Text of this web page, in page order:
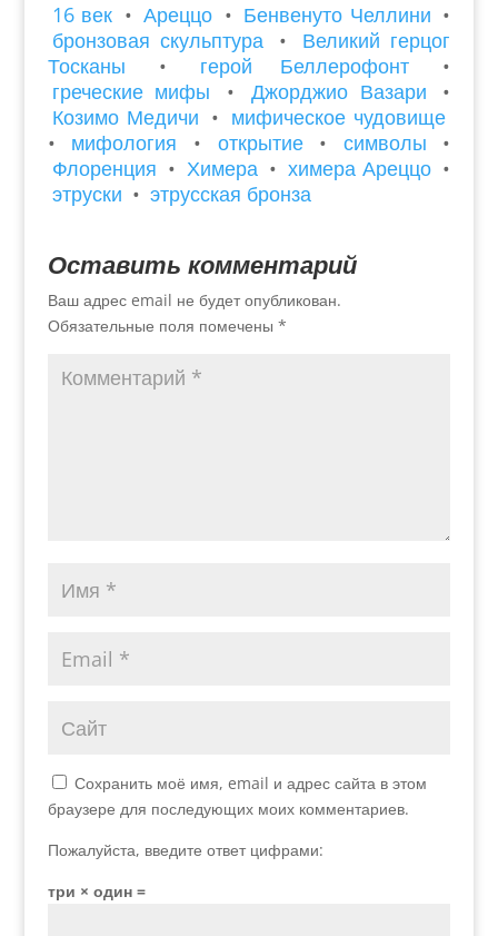
16 век • Ареццо • Бенвенуто Челлини •
бронзовая скульптура
•
Великий герцог
Тосканы
• герой Беллерофонт
•
греческие мифы
• Джорджио Вазари
•
Козимо Медичи • мифическое чудовище
•
мифология • открытие • символы
•
Флоренция • Химера • химера Ареццо •
этруски • этрусская бронза
Оставить комментарий
Ваш адрес email не будет опубликован.
Обязательные поля помечены *
Сохранить моё имя, email и адрес сайта в этом
браузере для последующих моих комментариев.
Пожалуйста, введите ответ цифрами:
три × один =